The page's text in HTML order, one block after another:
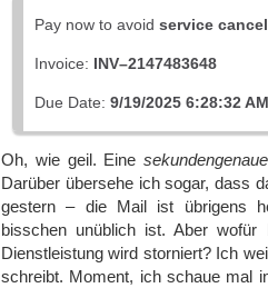
Pay now to avoid service
Invoice: INV–2147483648
Due Date: 9/19/2025 6:28:32 AM
Oh, wie geil. Eine
Darüber übersehe ich sogar, dass
gestern – die Mail ist übrigens
bisschen unüblich ist. Aber
Dienstleistung wird storniert? Ich
schreibt. Moment, ich schaue mal